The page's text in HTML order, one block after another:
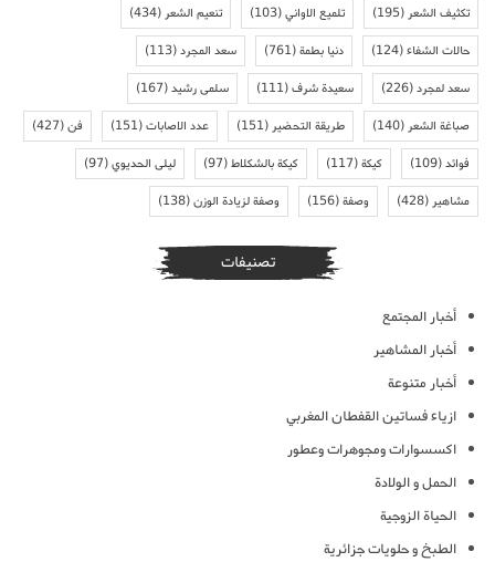
تكثيف الشعر(195) تلميع الاواني(103) تنعيم الشعر(434)
حالات الشفاء(124) دنيا بطمة(761) سعد المجرد(113)
سعد لمجرد(226) سعيدة شرف(111) سلمى رشيد(167)
صباغة الشعر(140) طريقة التحضير(151) عدد الاصابات(151) فن(427)
فوائد(109) كيكة(117) كيكة بالشكلاط(97) ليلى الحديوي(97)
مشاهير(428) وصفة(156) وصفة لزيادة الوزن(138)
تصنيفات
أخبار المجتمع
أخبار المشاهير
أخبار متنوعة
ازياء فساتين القفطان المغربي
اكسسوارات ومجوهرات وعطور
الحمل و الولادة
الحياة الزوجية
الطبخ و حلويات جزائرية